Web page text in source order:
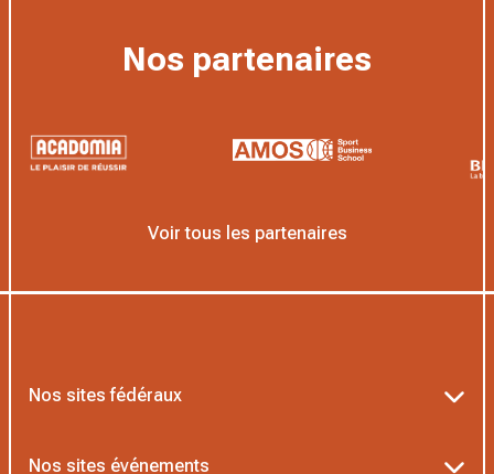
Nos partenaires
Voir tous les partenaires
Nos sites fédéraux
Nos sites événements